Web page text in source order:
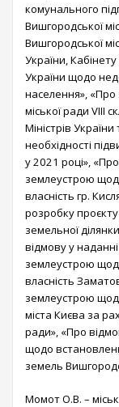
комунального
Вишгородської
Вишгородської
України,
України щодо
населення»,
міської ради VIІI
Міністрів
необхідності
у 2021 році»,
землеустрою
власність гр.
розробку
земельної
відмову у
землеустрою
власність
землеустрою
міста Києва за
ради», «Про
щодо
земель
Момот О.В. –